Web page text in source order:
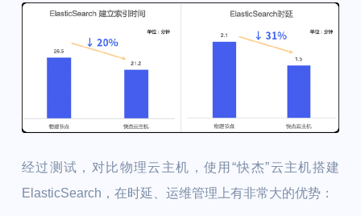
经过测试，对比物理云主机，使用“快杰”云主机搭建
ElasticSearch，在时延、运维管理上有非常大的优势：